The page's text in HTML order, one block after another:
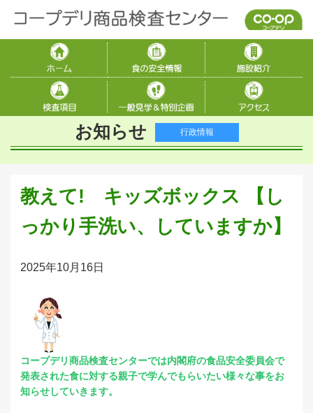
お知らせ 行政情報
教えて! キッズボックス 【し
っかり手洗い、していますか】
2025年10月16日
コープデリ商品検査センターでは内閣府の食品安全委員会で
発表された食に対する親子で学んでもらいたい様々な事をお
知らせしていきます。